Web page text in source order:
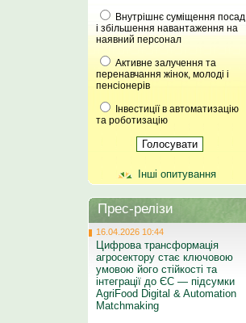
Внутрішнє суміщення посад
і збільшення навантаження на
наявний персонал
Активне залучення та
перенавчання жінок, молоді і
пенсіонерів
Інвестиції в автоматизацію
та роботизацію
Інші опитування
Прес-релізи
16.04.2026 10:44
Цифрова трансформація
агросектору стає ключовою
умовою його стійкості та
інтеграції до ЄС — підсумки
AgriFood Digital & Automation
Matchmaking